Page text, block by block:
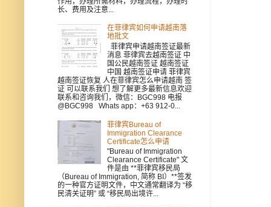
长、费用及注意...
在菲律宾如何申请越南落
地批文
菲律宾申请越南签证最新
消息 菲律宾去越南签证 中
国公民越南签证 越南签证
中国 越南签证申请 菲律宾
越南签证恢复 人在菲律宾怎么申请越南 签
证 可以联系我们 想了解更多最新信息欢迎
联系和咨询我们，微信：BGC998 电报
@BGC998 Whats app：+63 912-0...
菲律宾Bureau of
Immigration Clearance
Certificate怎么申请
"Bureau of Immigration
Clearance Certificate" 文
件是由 **菲律宾移民局
（Bureau of Immigration, 简称 BI）**签发
的一种官方证明文件，中文通常翻译为 “移
民清关证明” 或 “移民局出境许...